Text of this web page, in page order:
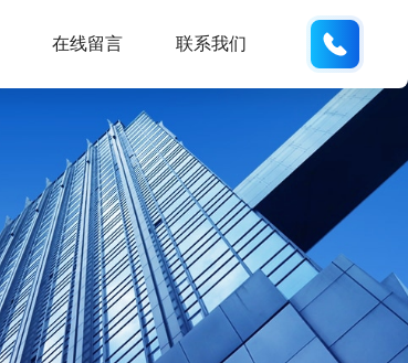
在线留言 联系我们